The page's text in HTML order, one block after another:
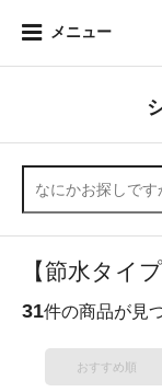
メニュー
【節水タイ
31件の商品が見
おすすめ順